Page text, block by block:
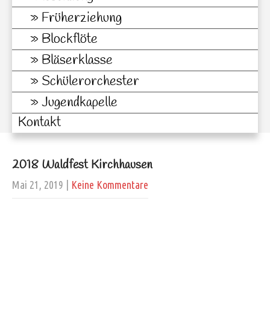
Früherziehung
Blockflöte
Bläserklasse
Schülerorchester
Jugendkapelle
Kontakt
2018 Waldfest Kirchhausen
Mai 21, 2019 Keine Kommentare